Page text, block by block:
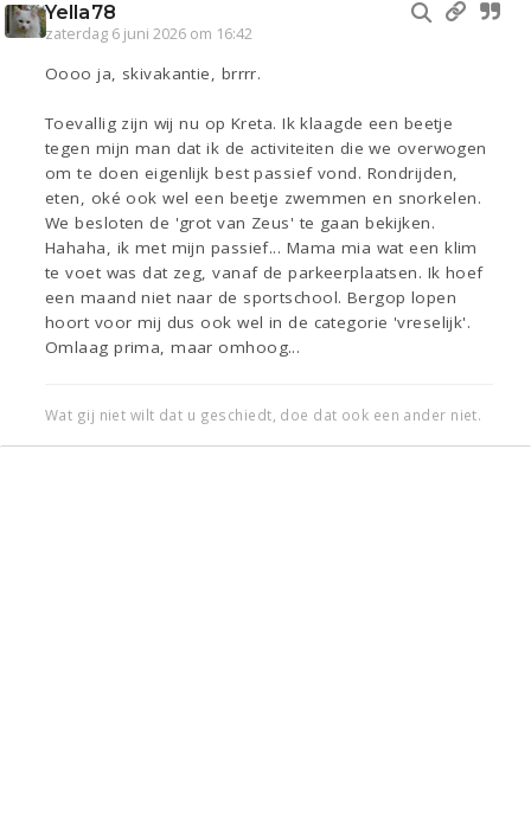
Yella78
zaterdag 6 juni 2026 om 16:42
Oooo ja, skivakantie, brrrr.
Toevallig zijn wij nu op Kreta. Ik klaagde een beetje
tegen mijn man dat ik de activiteiten die we overwogen
om te doen eigenlijk best passief vond. Rondrijden,
eten, oké ook wel een beetje zwemmen en snorkelen.
We besloten de 'grot van Zeus' te gaan bekijken.
Hahaha, ik met mijn passief... Mama mia wat een klim
te voet was dat zeg, vanaf de parkeerplaatsen. Ik hoef
een maand niet naar de sportschool. Bergop lopen
hoort voor mij dus ook wel in de categorie 'vreselijk'.
Omlaag prima, maar omhoog...
Wat gij niet wilt dat u geschiedt, doe dat ook een ander niet.